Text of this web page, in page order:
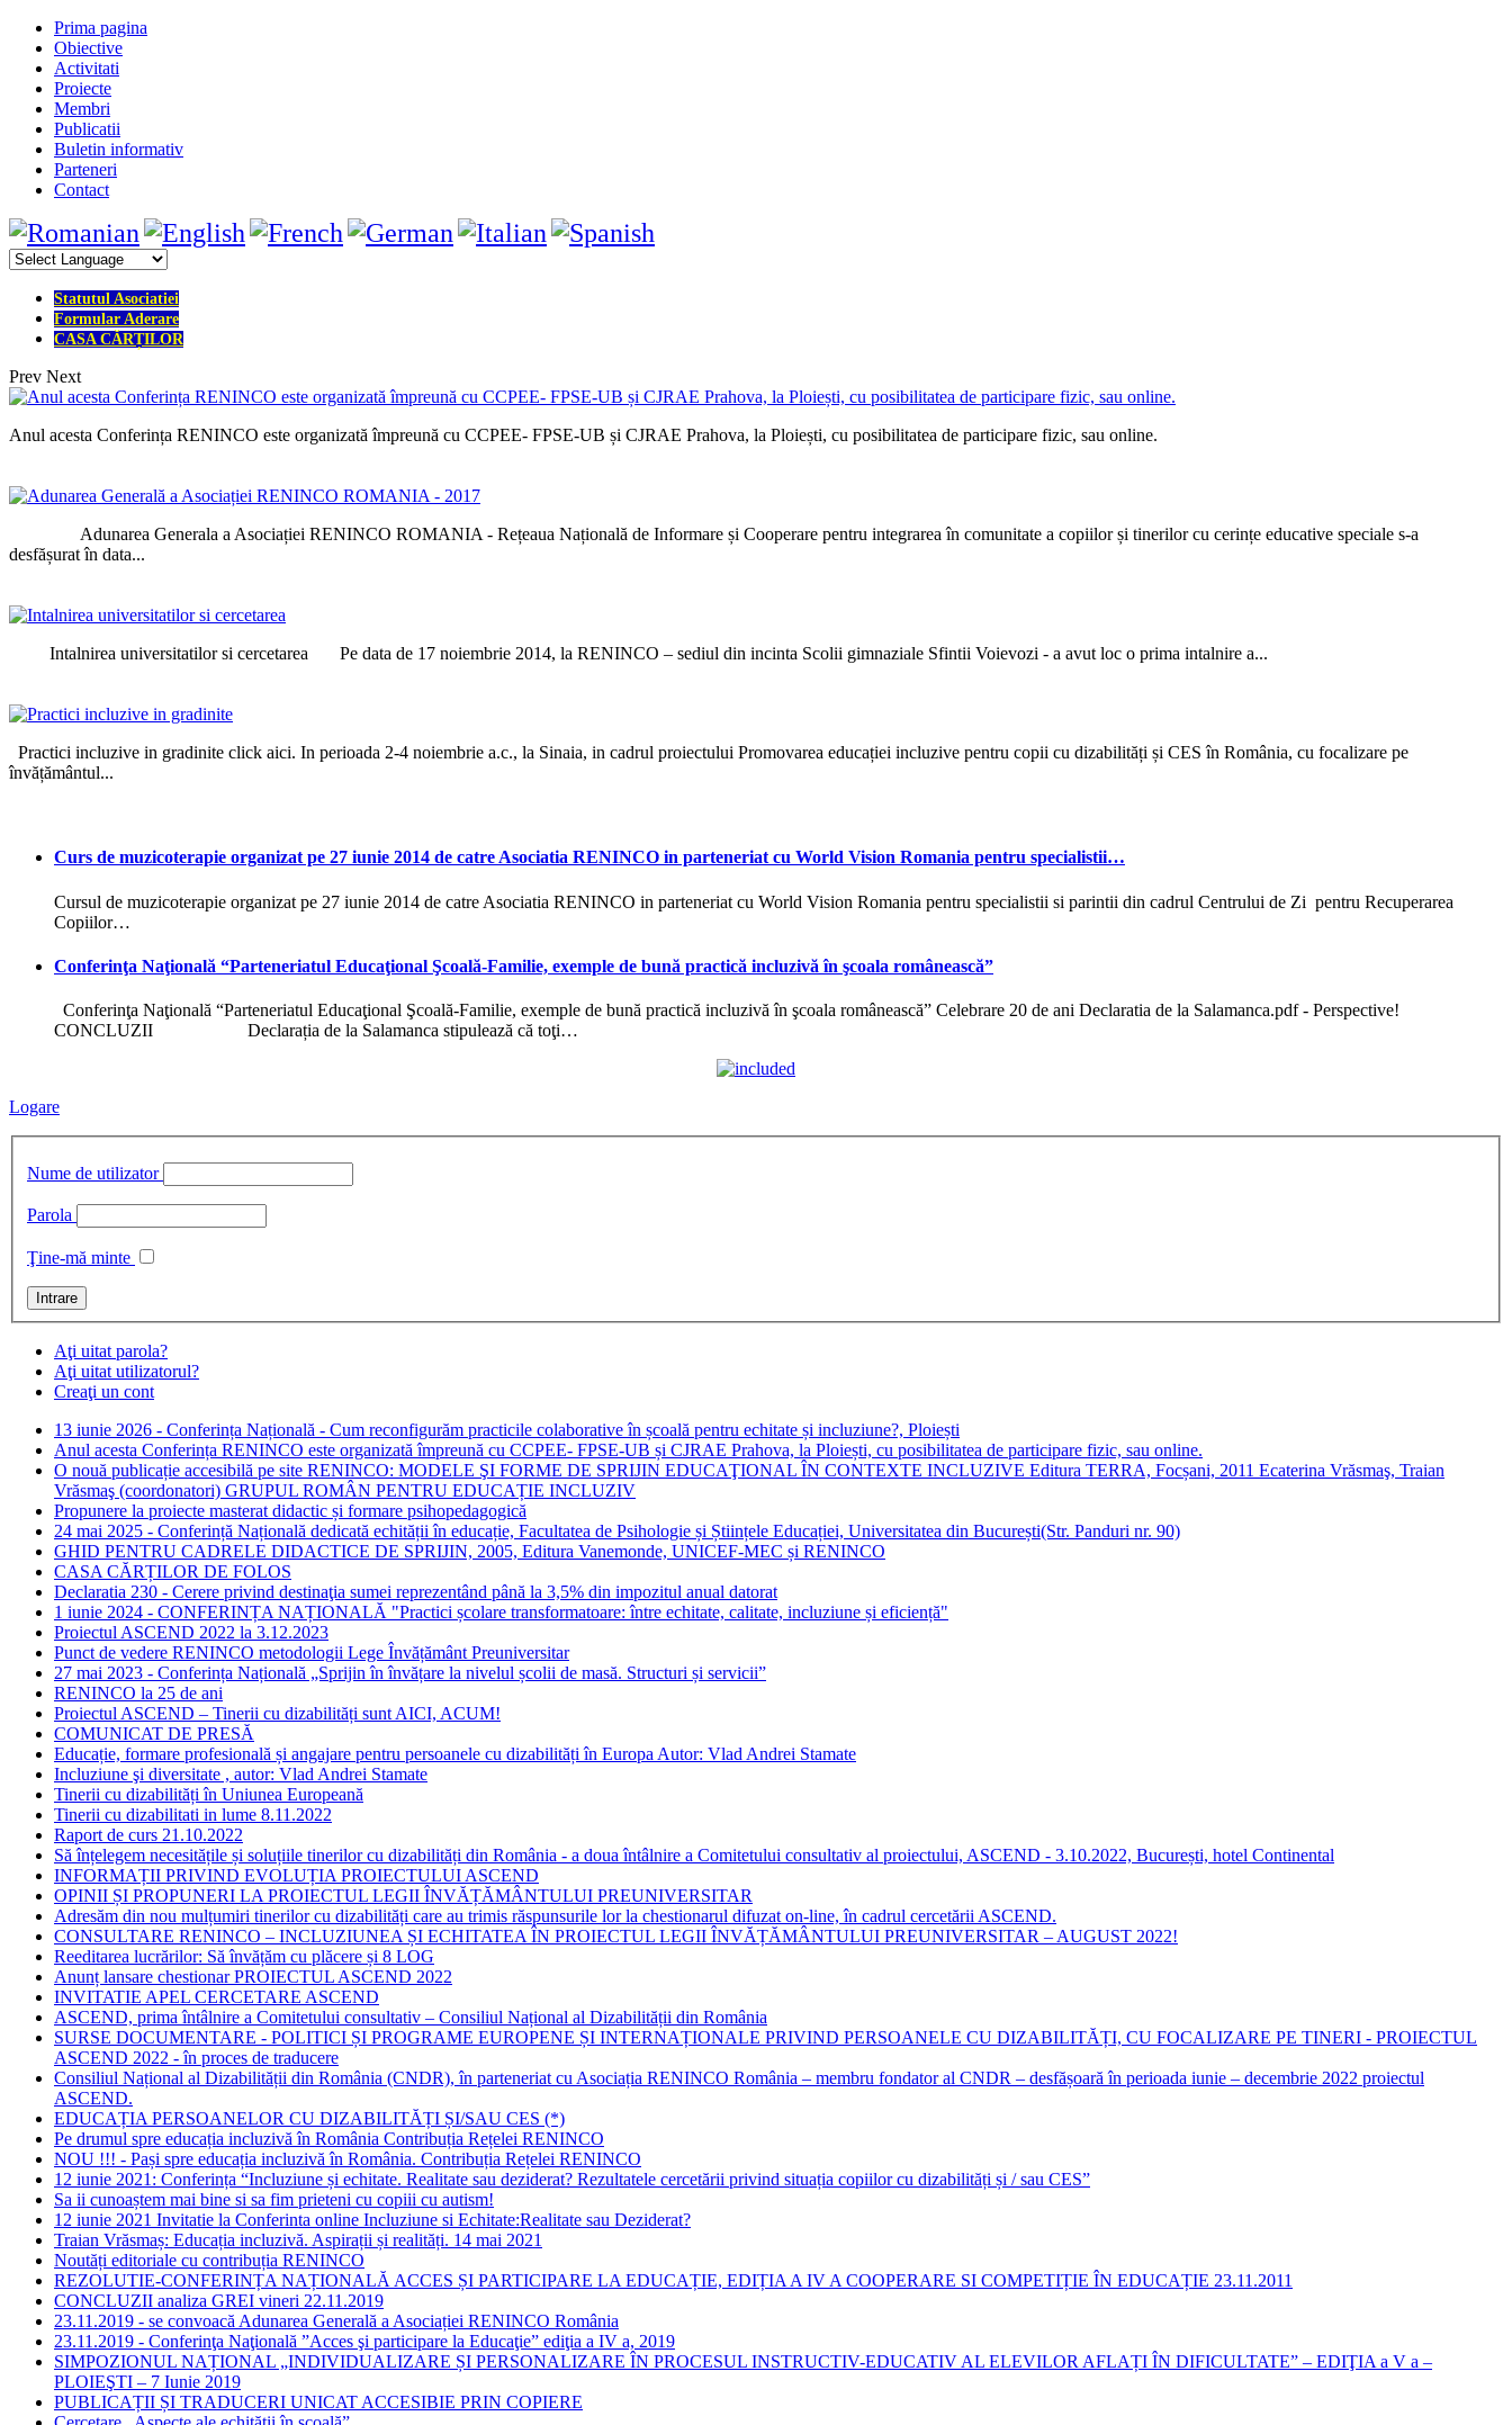
Prima pagina
Obiective
Activitati
Proiecte
Membri
Publicatii
Buletin informativ
Parteneri
Contact
Statutul Asociatiei
Formular Aderare
CASA CĂRȚILOR
Prev Next
Anul acesta Conferința RENINCO este organizată împreună cu CCPEE- FPSE-UB și CJRAE Prahova, la Ploiești, cu posibilitatea de participare fizic, sau online.
Adunarea Generala a Asociației RENINCO ROMANIA - Rețeaua Națională de Informare și Cooperare pentru integrarea în comunitate a copiilor și tinerilor cu cerințe educative speciale s-a
desfășurat în data...
Intalnirea universitatilor si cercetarea Pe data de 17 noiembrie 2014, la RENINCO – sediul din incinta Scolii gimnaziale Sfintii Voievozi - a avut loc o prima intalnire a...
Practici incluzive in gradinite click aici. In perioada 2-4 noiembrie a.c., la Sinaia, in cadrul proiectului Promovarea educației incluzive pentru copii cu dizabilități și CES în România, cu focalizare pe
învățământul...
Curs de muzicoterapie organizat pe 27 iunie 2014 de catre Asociatia RENINCO in parteneriat cu World Vision Romania pentru specialistii…
Cursul de muzicoterapie organizat pe 27 iunie 2014 de catre Asociatia RENINCO in parteneriat cu World Vision Romania pentru specialistii si parintii din cadrul Centrului de Zi pentru Recuperarea
Copiilor…
Conferinţa Naţională “Parteneriatul Educaţional Şcoală-Familie, exemple de bună practică incluzivă în şcoala românească”
Conferinţa Naţională “Parteneriatul Educaţional Şcoală-Familie, exemple de bună practică incluzivă în şcoala românească” Celebrare 20 de ani Declaratia de la Salamanca.pdf - Perspective!
CONCLUZII Declarația de la Salamanca stipulează că toţi…
Logare
Nume de utilizator
Parola
Ţine-mă minte
Aţi uitat parola?
Aţi uitat utilizatorul?
Creaţi un cont
13 iunie 2026 - Conferința Națională - Cum reconfigurăm practicile colaborative în școală pentru echitate și incluziune?, Ploiești
Anul acesta Conferința RENINCO este organizată împreună cu CCPEE- FPSE-UB și CJRAE Prahova, la Ploiești, cu posibilitatea de participare fizic, sau online.
O nouă publicație accesibilă pe site RENINCO: MODELE ŞI FORME DE SPRIJIN EDUCAŢIONAL ÎN CONTEXTE INCLUZIVE Editura TERRA, Focșani, 2011 Ecaterina Vrăsmaş, Traian
Vrăsmaş (coordonatori) GRUPUL ROMÂN PENTRU EDUCAȚIE INCLUZIV
Propunere la proiecte masterat didactic și formare psihopedagogică
24 mai 2025 - Conferință Națională dedicată echității în educație, Facultatea de Psihologie și Științele Educației, Universitatea din București(Str. Panduri nr. 90)
GHID PENTRU CADRELE DIDACTICE DE SPRIJIN, 2005, Editura Vanemonde, UNICEF-MEC și RENINCO
CASA CĂRȚILOR DE FOLOS
Declaratia 230 - Cerere privind destinaţia sumei reprezentând până la 3,5% din impozitul anual datorat
1 iunie 2024 - CONFERINȚA NAȚIONALĂ "Practici școlare transformatoare: între echitate, calitate, incluziune și eficiență"
Proiectul ASCEND 2022 la 3.12.2023
Punct de vedere RENINCO metodologii Lege Învățământ Preuniversitar
27 mai 2023 - Conferința Națională „Sprijin în învățare la nivelul școlii de masă. Structuri și servicii”
RENINCO la 25 de ani
Proiectul ASCEND – Tinerii cu dizabilități sunt AICI, ACUM!
COMUNICAT DE PRESĂ
Educație, formare profesională și angajare pentru persoanele cu dizabilități în Europa Autor: Vlad Andrei Stamate
Incluziune şi diversitate , autor: Vlad Andrei Stamate
Tinerii cu dizabilități în Uniunea Europeană
Tinerii cu dizabilitati in lume 8.11.2022
Raport de curs 21.10.2022
Să înțelegem necesitățile și soluțiile tinerilor cu dizabilități din România - a doua întâlnire a Comitetului consultativ al proiectului, ASCEND - 3.10.2022, București, hotel Continental
INFORMAȚII PRIVIND EVOLUȚIA PROIECTULUI ASCEND
OPINII ȘI PROPUNERI LA PROIECTUL LEGII ÎNVĂȚĂMÂNTULUI PREUNIVERSITAR
Adresăm din nou mulțumiri tinerilor cu dizabilități care au trimis răspunsurile lor la chestionarul difuzat on-line, în cadrul cercetării ASCEND.
CONSULTARE RENINCO – INCLUZIUNEA ȘI ECHITATEA ÎN PROIECTUL LEGII ÎNVĂȚĂMÂNTULUI PREUNIVERSITAR – AUGUST 2022!
Reeditarea lucrărilor: Să învățăm cu plăcere și 8 LOG
Anunț lansare chestionar PROIECTUL ASCEND 2022
INVITATIE APEL CERCETARE ASCEND
ASCEND, prima întâlnire a Comitetului consultativ – Consiliul Național al Dizabilității din România
SURSE DOCUMENTARE - POLITICI ȘI PROGRAME EUROPENE ȘI INTERNAȚIONALE PRIVIND PERSOANELE CU DIZABILITĂȚI, CU FOCALIZARE PE TINERI - PROIECTUL
ASCEND 2022 - în proces de traducere
Consiliul Național al Dizabilității din România (CNDR), în parteneriat cu Asociația RENINCO România – membru fondator al CNDR – desfășoară în perioada iunie – decembrie 2022 proiectul
ASCEND.
EDUCAȚIA PERSOANELOR CU DIZABILITĂȚI ȘI/SAU CES (*)
Pe drumul spre educația incluzivă în România Contribuția Rețelei RENINCO
NOU !!! - Pași spre educația incluzivă în România. Contribuția Rețelei RENINCO
12 iunie 2021: Conferința “Incluziune și echitate. Realitate sau deziderat? Rezultatele cercetării privind situația copiilor cu dizabilități și / sau CES”
Sa ii cunoaștem mai bine si sa fim prieteni cu copiii cu autism!
12 iunie 2021 Invitatie la Conferinta online Incluziune si Echitate:Realitate sau Deziderat?
Traian Vrăsmaș: Educația incluzivă. Aspirații și realități. 14 mai 2021
Noutăți editoriale cu contribuția RENINCO
REZOLUTIE-CONFERINȚA NAȚIONALĂ ACCES ȘI PARTICIPARE LA EDUCAȚIE, EDIȚIA A IV A COOPERARE SI COMPETIȚIE ÎN EDUCAȚIE 23.11.2011
CONCLUZII analiza GREI vineri 22.11.2019
23.11.2019 - se convoacă Adunarea Generală a Asociației RENINCO România
23.11.2019 - Conferinţa Naţională ”Acces şi participare la Educaţie” ediţia a IV a, 2019
SIMPOZIONUL NAȚIONAL „INDIVIDUALIZARE ȘI PERSONALIZARE ÎN PROCESUL INSTRUCTIV-EDUCATIV AL ELEVILOR AFLAȚI ÎN DIFICULTATE” – EDIŢIA a V a –
PLOIEŞTI – 7 Iunie 2019
PUBLICAȚII ȘI TRADUCERI UNICAT ACCESIBIE PRIN COPIERE